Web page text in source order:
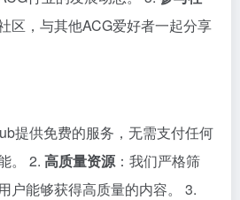
区，与其他ACG爱好者一起分享
提供免费的服务，无需支付任何
。 2. 高质量资源：我们严格筛
户能够获得高质量的内容。 3.